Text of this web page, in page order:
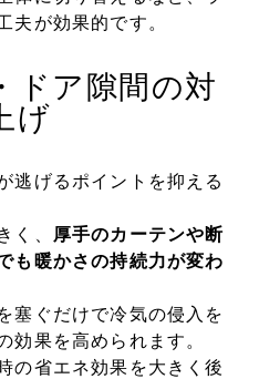
夫が効果的です。
ドア隙間の対
げ
逃げるポイントを抑える
く、 厚手のカーテンや断
も暖かさの持続力が変わ
塞ぐだけで冷気の侵入を
効果を高められます。
の省エネ効果を大きく後